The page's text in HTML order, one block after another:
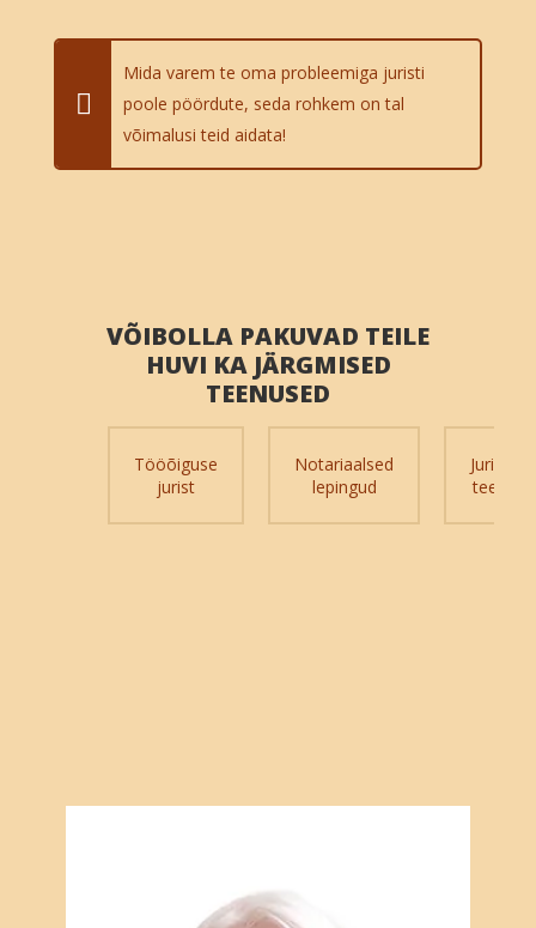
Mida varem te oma probleemiga juristi
poole pöördute, seda rohkem on tal
võimalusi teid aidata!
VÕIBOLLA PAKUVAD TEILE
HUVI KA JÄRGMISED
TEENUSED
Tööõiguse
jurist
Notariaalsed
lepingud